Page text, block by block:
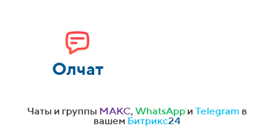
Олчат
Чаты и группы МАКС, WhatsApp и Telegram в
вашем Битрикс24